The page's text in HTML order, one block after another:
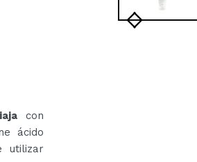
con
ácido
utilizar